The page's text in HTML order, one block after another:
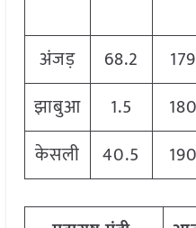
अंजड़
68.2
झाबुआ
1.5
केसली
40.5